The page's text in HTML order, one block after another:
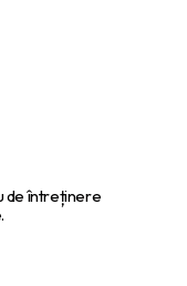
de întreținere